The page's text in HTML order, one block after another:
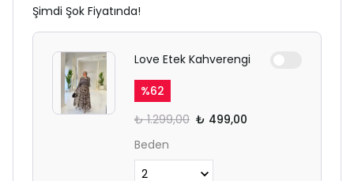
Şimdi Şok Fiyatında!
Love Etek Kahverengi
%62
₺ 1.299,00 ₺ 499,00
Beden